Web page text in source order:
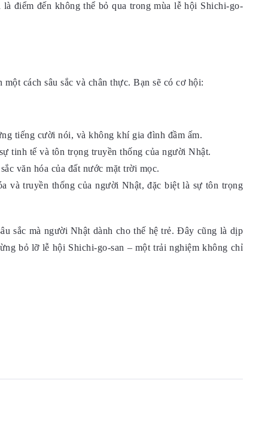
điểm đến không thể bỏ qua trong mùa lễ hội Shichi-go-
cách sâu sắc và chân thực. Bạn sẽ có cơ hội:
tiếng cười nói, và không khí gia đình đầm ấm.
tinh tế và tôn trọng truyền thống của người Nhật.
văn hóa của đất nước mặt trời mọc.
và truyền thống của người Nhật, đặc biệt là sự tôn trọng
sắc mà người Nhật dành cho thế hệ trẻ. Đây cũng là dịp
bỏ lỡ lễ hội Shichi-go-san – một trải nghiệm không chỉ